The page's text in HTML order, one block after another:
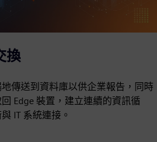
換
傳送到資料庫以供企業報告，同時
Edge 裝置，建立連續的資訊循
IT 系統連接。